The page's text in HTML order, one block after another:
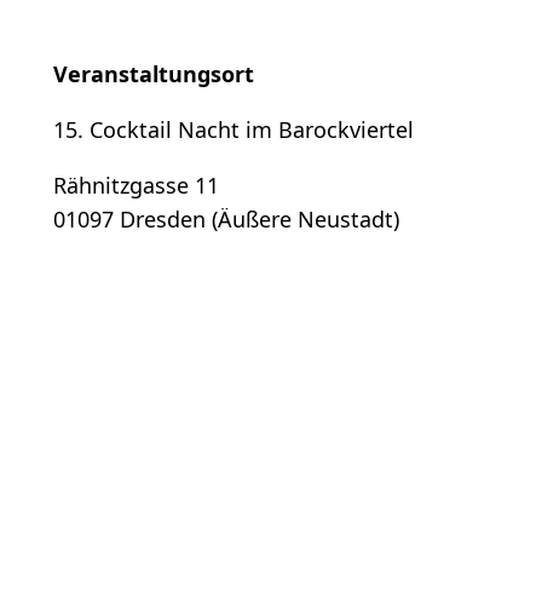
Veranstaltungsort
15. Cocktail Nacht im Barockviertel
Rähnitzgasse 11
01097 Dresden (Äußere Neustadt)